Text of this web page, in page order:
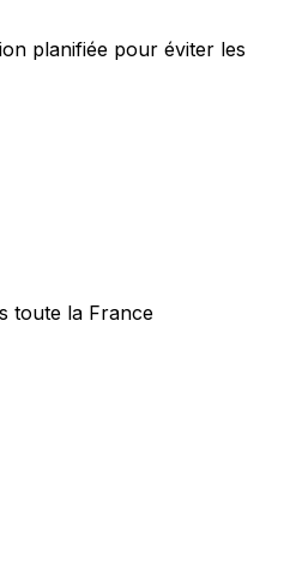
planifiée pour éviter les
toute la France